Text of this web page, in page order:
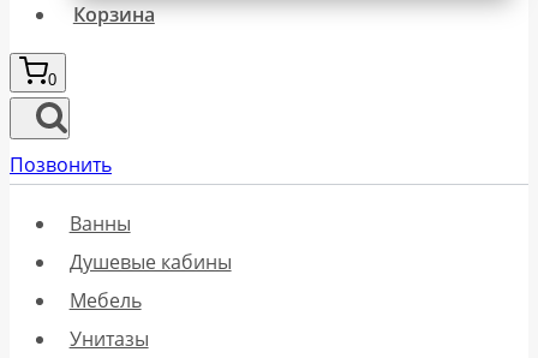
Корзина
0
Позвонить
Ванны
Душевые кабины
Мебель
Унитазы